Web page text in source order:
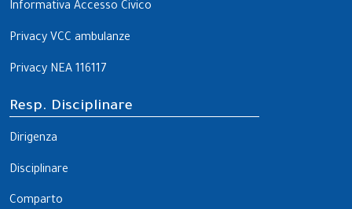
Informativa Accesso Civico
Privacy VCC ambulanze
Privacy NEA 116117
Resp. Disciplinare
Dirigenza
Disciplinare
Comparto